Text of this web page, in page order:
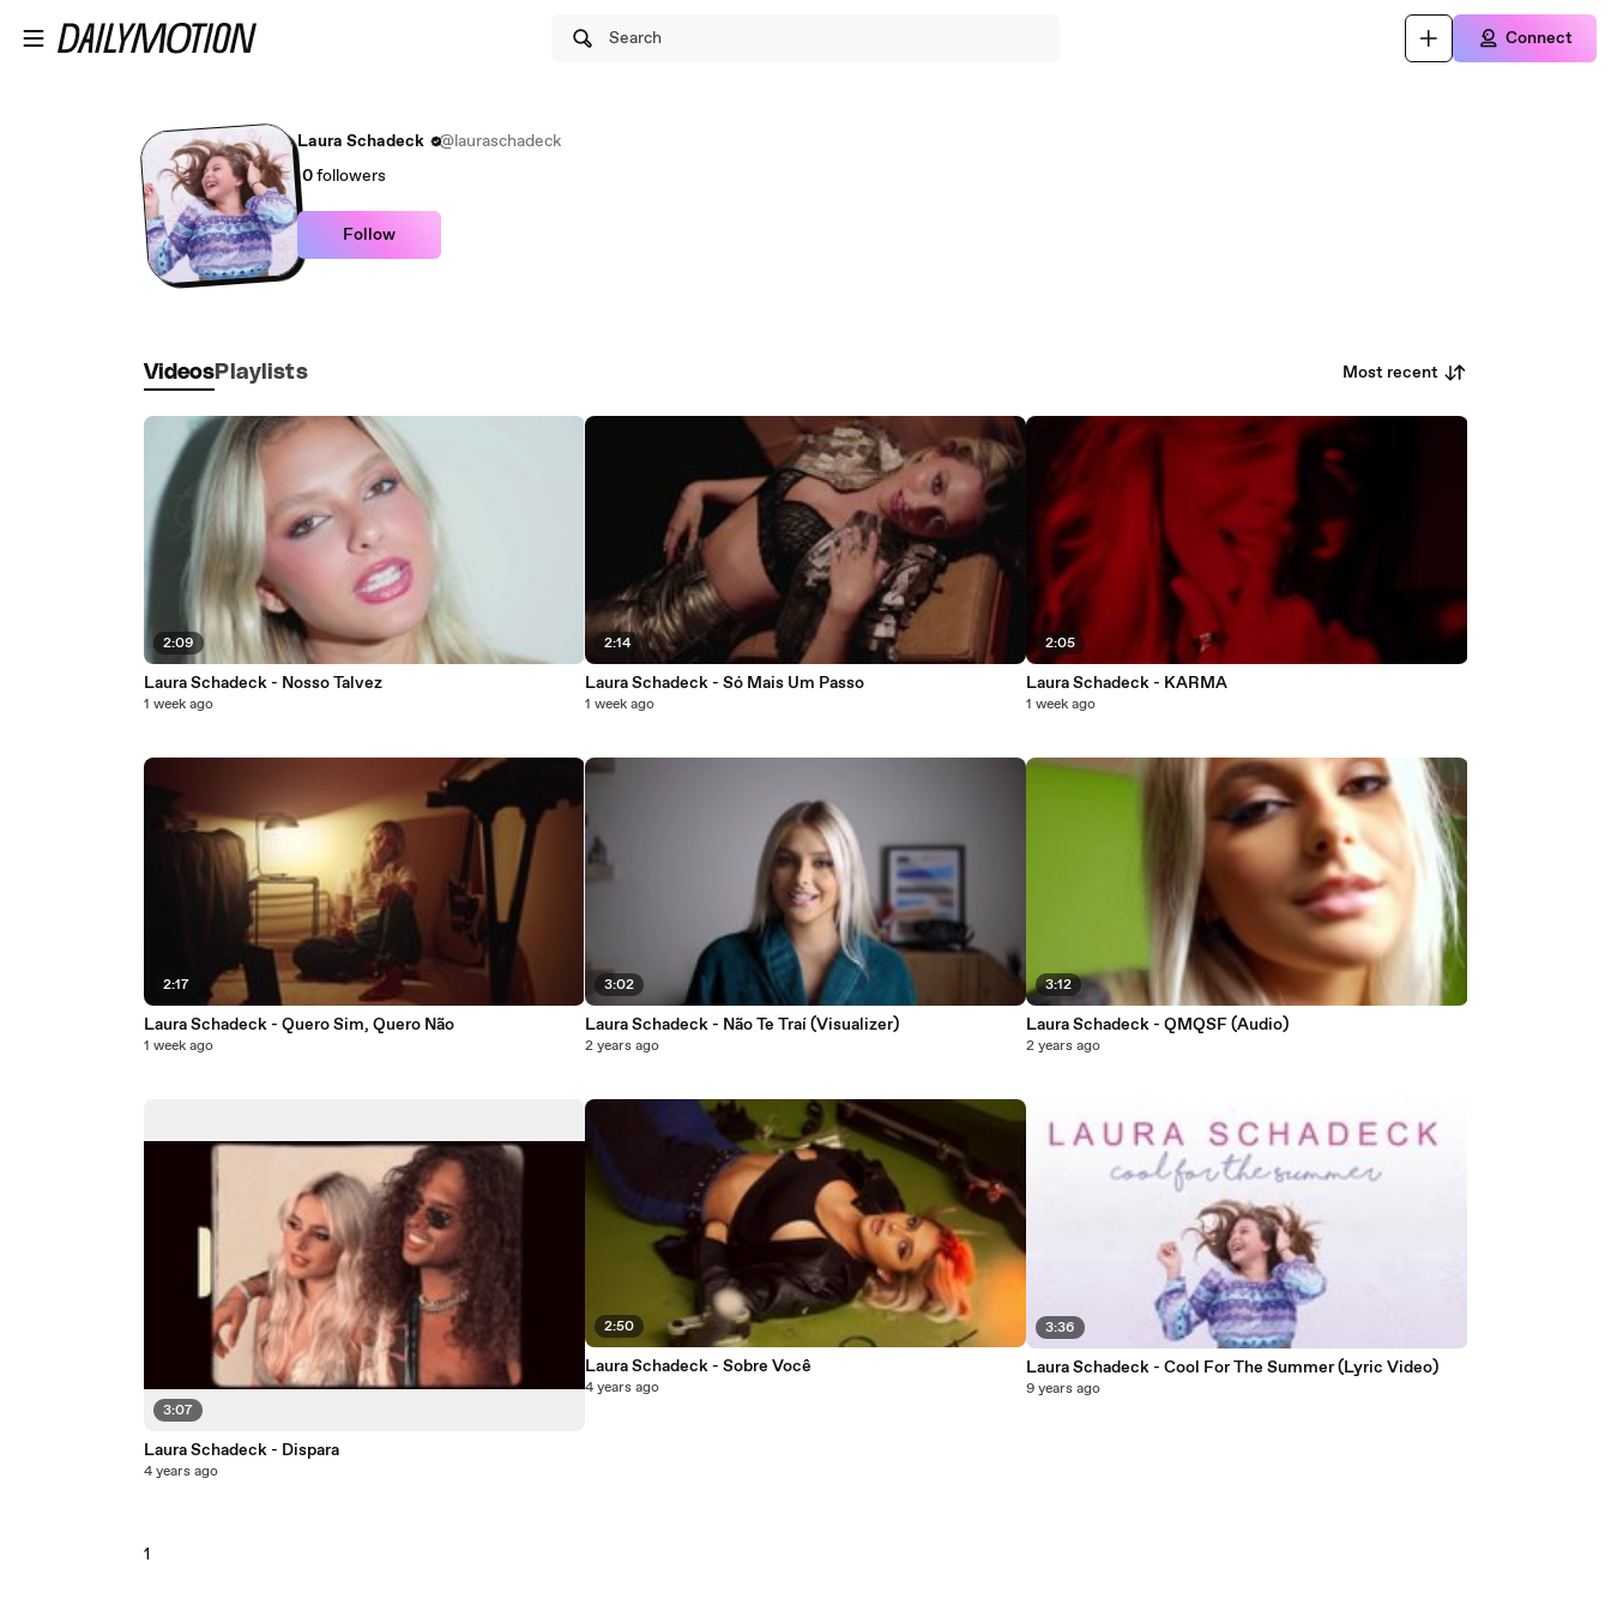
Search Connect
Laura Schadeck
@lauraschadeck
0followers
Follow
Videos Playlists Most recent
2:09
Laura Schadeck - Nosso Talvez
1 week ago
2:17
Laura Schadeck - Quero Sim, Quero Não
1 week ago
3:07
Laura Schadeck - Dispara
4 years ago
2:14
Laura Schadeck - Só Mais Um Passo
1 week ago
3:02
Laura Schadeck - Não Te Traí (Visualizer)
2 years ago
2:50
Laura Schadeck - Sobre Você
4 years ago
2:05
Laura Schadeck - KARMA
1 week ago
3:12
Laura Schadeck - QMQSF (Audio)
2 years ago
3:36
Laura Schadeck - Cool For The Summer (Lyric Video)
9 years ago
1